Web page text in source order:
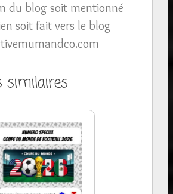
du blog soit mentionné
soit fait vers le blog
similaires